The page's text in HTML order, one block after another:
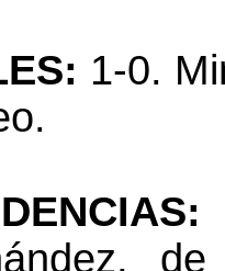
1-0.